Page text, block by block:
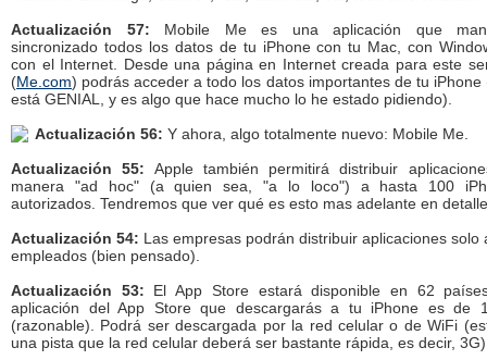
Actualización 57: Mobile Me es una aplicación que
sincronizado todos los datos de tu iPhone con tu Mac, con
con el Internet. Desde una página en Internet creada para este
(Me.com) podrás acceder a todo los datos importantes de tu iPhone
está GENIAL, y es algo que hace mucho lo he estado pidiendo).
Actualización 56: Y ahora, algo totalmente nuevo: Mobile Me.
Actualización 55: Apple también permitirá distribuir
manera "ad hoc" (a quien sea, "a lo loco") a hasta 100
autorizados. Tendremos que ver qué es esto mas adelante en
Actualización 54: Las empresas podrán distribuir aplicaciones solo
empleados (bien pensado).
Actualización 53: El App Store estará disponible en 62
aplicación del App Store que descargarás a tu iPhone es de
(razonable). Podrá ser descargada por la red celular o de WiFi
una pista que la red celular deberá ser bastante rápida, es decir,